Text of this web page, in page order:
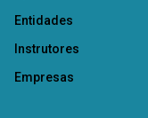
Entidades
Instrutores
Empresas